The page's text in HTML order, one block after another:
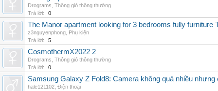
Drograms Thông gió thông thường
Trả lời:
0
The Manor apartment looking for 3 bedrooms fully furniture
z3nguyenphong Phụ kiện
Trả lời:
5
CosmothermX2022 2
Drograms Thông gió thông thường
Trả lời:
0
Samsung Galaxy Z Fold8: Camera không quá nhiều nhưng
hale121102 Điện thoại